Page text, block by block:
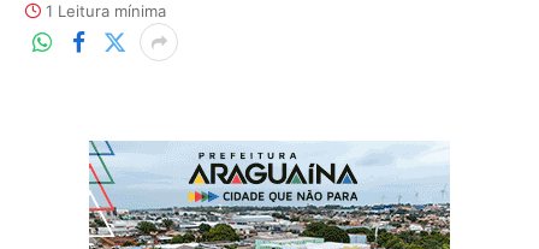
1 Leitura mínima